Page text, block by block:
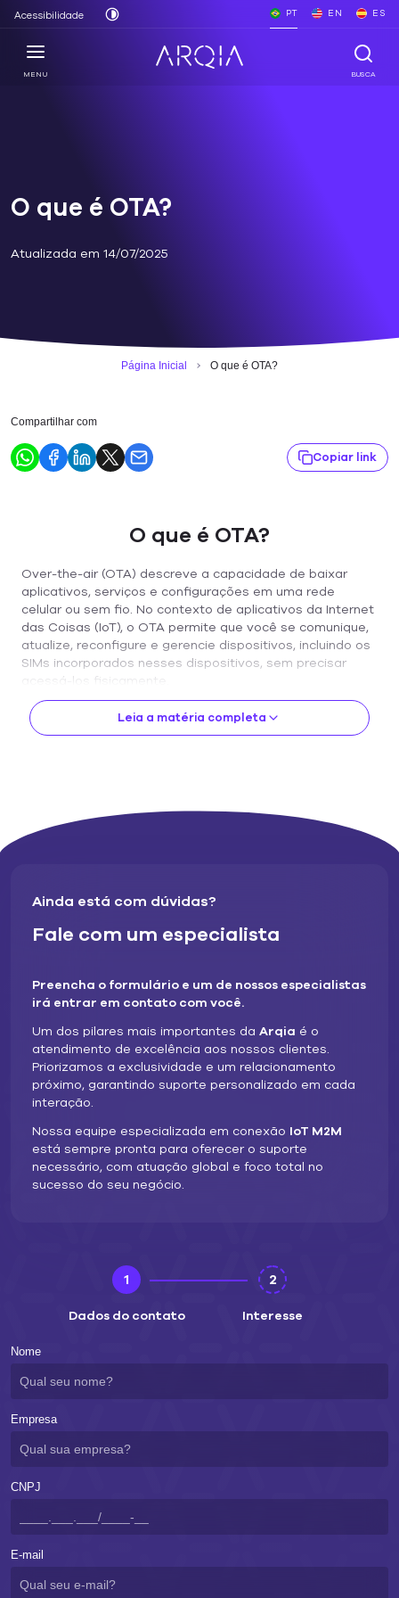
Acessibilidade PT EN ES
MENU BUSCA
O que é OTA?
Atualizada em 14/07/2025
Página Inicial O que é OTA?
Compartilhar com
Copiar link
O que é OTA?
Over-the-air (OTA) descreve a capacidade de baixar
aplicativos, serviços e configurações em uma rede
celular ou sem fio. No contexto de aplicativos da Internet
das Coisas (IoT), o OTA permite que você se comunique,
atualize, reconfigure e gerencie dispositivos, incluindo os
SIMs incorporados nesses dispositivos, sem precisar
acessá-los fisicamente.
O OTA permite que você atualize ou reconfigure um
dispositivo remotamente. Para empresas com
Firmware refere-se ao software dentro de um dispositivo
você pode querer adicionar novas melhorias ou funções a
alterado. Você também precisará otimizar o código de
faça isso remotamente através da rede celular, sem
precisar chamar os dispositivos.
Gerenciamento de SIM:
Um SIM (módulo de identidade do assinante) contém as
credenciais que um dispositivo precisa para se conectar
a uma rede celular e para que a rede autentique esse
Os recursos básicos do OTA permitem provisionar (ou
seja, ativar e gerenciar) perfis SIM remotamente e
atualizar os parâmetros do SIM conforme necessário. As
Tecnologias OTA:
Para um SIM removível IoT tradicional, o provisionamento
Person Short Message Service). Isso permite que uma
operadora atualize o SIM por meio de uma mensagem
SMS e funciona mesmo quando o dispositivo não está
realizadas via Hypertext Transfer Protocol (HTTP), que
permite que o SIM acesse a atualização por meio de um
Esses métodos OTA permitem que um provedor ative um
novo SIM, suspenda conexões, integre o SIM com outras
medidas de segurança atualizadas).
Provisionamento OTA com eUICC:
Leia a matéria completa
Ainda está com dúvidas?
Fale com um especialista
Preencha o formulário e um de nossos especialistas
irá entrar em contato com você.
Um dos pilares mais importantes da Arqia é o
atendimento de excelência aos nossos clientes.
Priorizamos a exclusividade e um relacionamento
próximo, garantindo suporte personalizado em cada
interação.
Nossa equipe especializada em conexão IoT M2M
está sempre pronta para oferecer o suporte
necessário, com atuação global e foco total no
sucesso do seu negócio.
1
Dados do contato
2
Interesse
Nome
Empresa
CNPJ
E-mail